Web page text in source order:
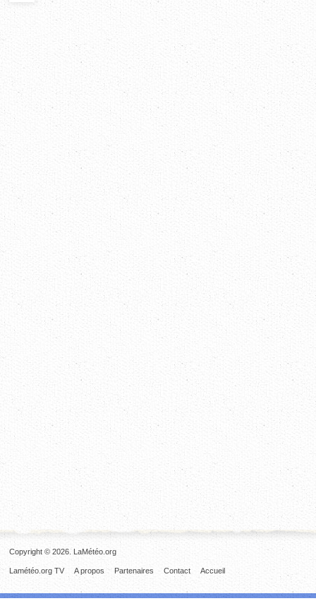
Copyright © 2026. LaMétéo.org
Accueil
Contact
Partenaires
A propos
Lamétéo.org TV